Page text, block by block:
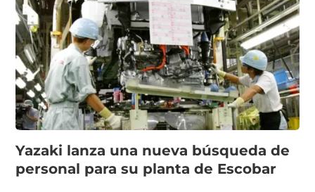
Yazaki lanza una nueva búsqueda de
personal para su planta de Escobar